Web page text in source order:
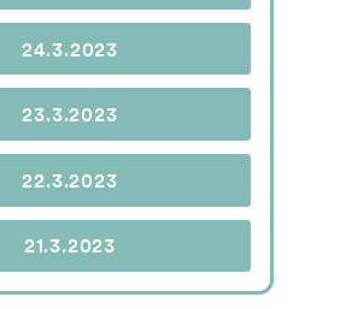
24.3.2023
23.3.2023
22.3.2023
21.3.2023